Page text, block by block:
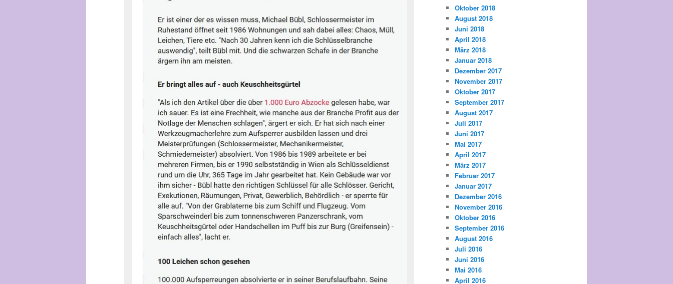
Oktober 2018
August 2018
Juni 2018
April 2018
März 2018
Januar 2018
Dezember 2017
November 2017
Oktober 2017
September 2017
August 2017
Juli 2017
Juni 2017
Mai 2017
April 2017
März 2017
Februar 2017
Januar 2017
Dezember 2016
November 2016
Oktober 2016
September 2016
August 2016
Juli 2016
Juni 2016
Mai 2016
April 2016